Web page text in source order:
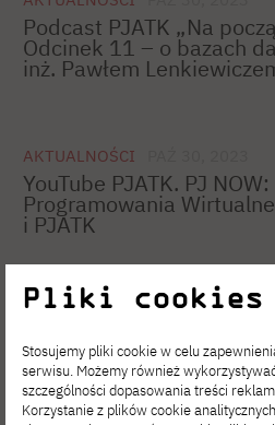
Podcast PJATK „Na
Odcinek 11 – o bazach
inż. Pawłem
AKTUALNOŚCI
YouTube PJATK. PJ
Programowania
i PJATK
AKTUALNOŚCI PAŹ 26, 2023
Podcast PJATK „Na
Odcinek 9 i 10 –
o cyberbezpieczeństwie
Bogdanem
Pliki cookies
Stosujemy pliki cookie w celu
serwisu. Możemy również
szczególności dopasowania treści
Korzystanie z plików cookie